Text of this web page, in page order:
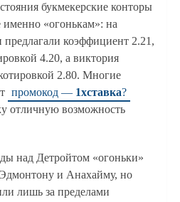
букмекерские конторы
именно «огонькам»: на
коэффициент 2.21,
4.20, а виктория
2.80. Многие
промокод — 1хставка?
отличную возможность
над Детройтом «огоньки»
и Анахайму, но
лишь за пределами